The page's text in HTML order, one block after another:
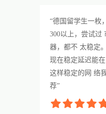
“德国留学生一枚
300以上，尝试过
器，都不 太稳定
现在稳定延迟能
这样稳定的网 络
荐”